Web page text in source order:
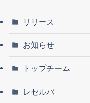
リリース
お知らせ
トップチーム
レセルバ